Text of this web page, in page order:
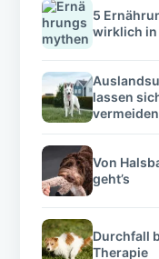
5
wirklich in
lassen
vermeiden
Von
geht’s
Durchfall
Therapie